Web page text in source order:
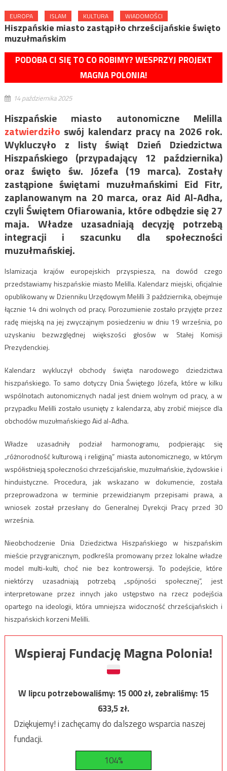
EUROPA ISLAM KULTURA WIADOMOŚCI
Hiszpańskie miasto zastąpiło chrześcijańskie święto
muzułmańskim
PODOBA CI SIĘ TO CO ROBIMY? WESPRZYJ PROJEKT
MAGNA POLONIA!
14 października 2025
Hiszpańskie miasto autonomiczne Melilla
zatwierdziło swój kalendarz pracy na 2026 rok.
Wykluczyło z listy świąt Dzień Dziedzictwa
Hiszpańskiego (przypadający 12 października)
oraz święto św. Józefa (19 marca). Zostały
zastąpione świętami muzułmańskimi Eid Fitr,
zaplanowanym na 20 marca, oraz Aid Al-Adha,
czyli Świętem Ofiarowania, które odbędzie się 27
maja. Władze uzasadniają decyzję potrzebą
integracji i szacunku dla społeczności
muzułmańskiej.
Islamizacja krajów europejskich przyspiesza, na dowód czego
przedstawiamy hiszpańskie miasto Melilla. Kalendarz miejski, oficjalnie
opublikowany w Dzienniku Urzędowym Melilli 3 października, obejmuje
łącznie 14 dni wolnych od pracy. Porozumienie zostało przyjęte przez
radę miejską na jej zwyczajnym posiedzeniu w dniu 19 września, po
uzyskaniu bezwzględnej większości głosów w Stałej Komisji
Prezydenckiej.
Kalendarz wykluczył obchody święta narodowego dziedzictwa
hiszpańskiego. To samo dotyczy Dnia Świętego Józefa, które w kilku
wspólnotach autonomicznych nadal jest dniem wolnym od pracy, a w
przypadku Melilli zostało usunięty z kalendarza, aby zrobić miejsce dla
obchodów muzułmańskiego Aid al-Adha.
Władze uzasadniły podział harmonogramu, podpierając się
„różnorodność kulturową i religijną” miasta autonomicznego, w którym
współistnieją społeczności chrześcijańskie, muzułmańskie, żydowskie i
hinduistyczne. Procedura, jak wskazano w dokumencie, została
przeprowadzona w terminie przewidzianym przepisami prawa, a
wniosek został przesłany do Generalnej Dyrekcji Pracy przed 30
września.
Nieobchodzenie Dnia Dziedzictwa Hiszpańskiego w hiszpańskim
mieście przygranicznym, podkreśla promowany przez lokalne władze
model multi-kulti, choć nie bez kontrowersji. To podejście, które
niektórzy uzasadniają potrzebą „spójności społecznej”, jest
interpretowane przez innych jako ustępstwo na rzecz podejścia
opartego na ideologii, która umniejsza widoczność chrześcijańskich i
hiszpańskich korzeni Melilli.
Wspieraj Fundację Magna Polonia!
W lipcu potrzebowaliśmy:15 000zł, zebraliśmy:15
633,5zł.
Dziękujemy! i zachęcamy do dalszego wsparcia naszej
fundacji.
104%